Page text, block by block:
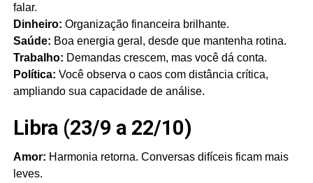
falar.
Dinheiro: Organização financeira brilhante.
Saúde: Boa energia geral, desde que mantenha rotina.
Trabalho: Demandas crescem, mas você dá conta.
Política: Você observa o caos com distância crítica,
ampliando sua capacidade de análise.
Libra (23/9 a 22/10)
Amor: Harmonia retorna. Conversas difíceis ficam mais
leves.